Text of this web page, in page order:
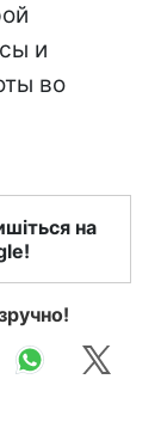
и
во
на